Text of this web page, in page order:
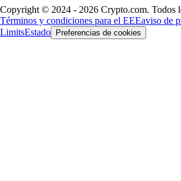
Copyright © 2024 - 2026 Crypto.com. Todos
Términos y condiciones para el EEEaviso de
LimitsEstado Preferencias de cookies